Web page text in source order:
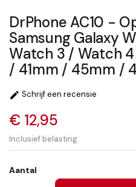
DrPhone AC10 -
Samsung Galaxy
Watch 3 / Watch
/ 41mm / 45mm /
 Schrijf een recensie
€ 12,95
Inclusief belasting
Aantal